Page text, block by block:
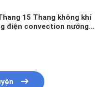
15 Thang không khí
điện convection nướng